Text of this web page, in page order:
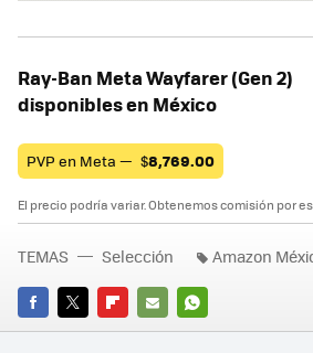
Ray-Ban Meta Wayfarer (Gen 2)
disponibles en México
PVP en Meta — $8,769.00
El precio podría variar. Obtenemos comisión por
FACEBOOK
TWITTERFLIPBOARD
E-
WHATSAPP
TEMAS Selección Amazon